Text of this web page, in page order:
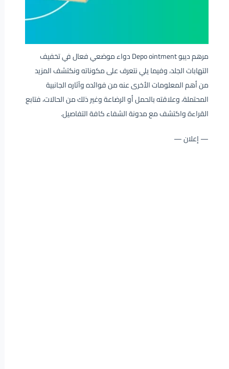
مرهم ديبو Depo ointment دواء موضعي فعال في تخفيف
التهابات الجلد، وفيما يلي نتعرف على مكوناته ونكتشف المزيد
من أهم المعلومات الأخرى عنه من فوائده وآثاره الجانبية
المحتملة، وعلاقته بالحمل أو الرضاعة وغير ذلك من الحالات، فتابع
القراءة واكتشف مع مدونة الشفاء كافة التفاصيل.
— إعلان —